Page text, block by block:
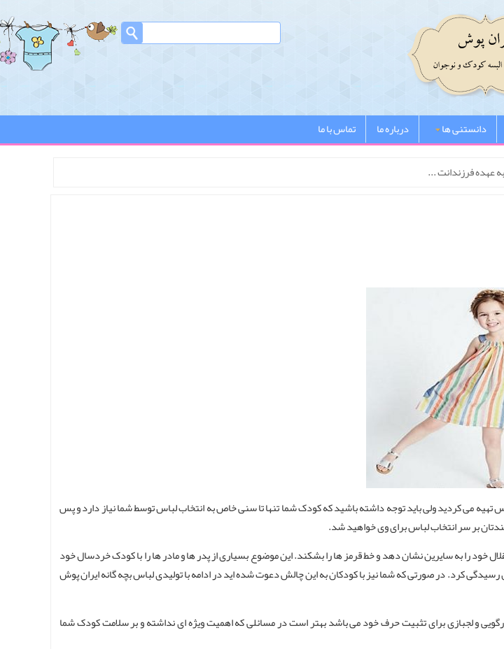
دانستنی ها درباره ما تماس با ما
عهده فرزندانت ...
تهیه می کردید ولی باید توجه داشته باشید که کودک شما تنها تا سنی خاص به انتخاب لباس توسط شما نیاز دارد و پس
بر سر انتخاب لباس برای وی خواهید شد.
تمایل دارد تا استقلال خود را به سایرین نشان دهد و خط قرمز ها را بشکند. این موضوع بسیاری از پدر ها و مادر ها را با کودک خردسال خود
کرد. در صورتی که شما نیز با کودکان به این چالش دعوت شده اید در ادامه با تولیدی لباس بچه گانه ایران پوش
و لجبازی برای تثبیت حرف خود می باشد بهتر است در مسائلی که اهمیت ویژه ای نداشته و بر سلامت کودک شما